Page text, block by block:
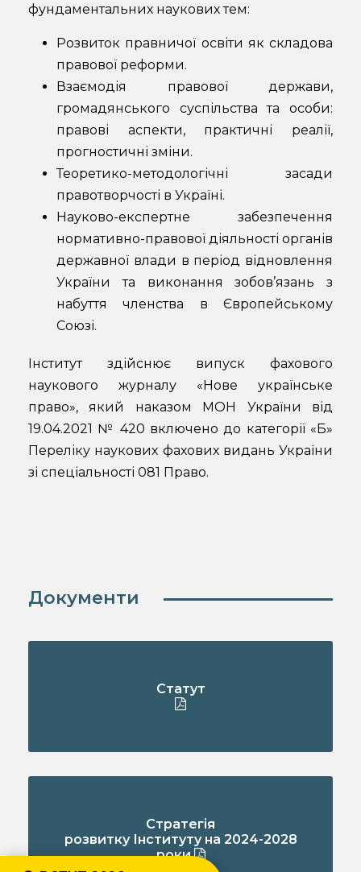
фундаментальних наукових тем:
Розвиток правничої освіти як складова
правової реформи.
Взаємодія правової держави,
громадянського суспільства та особи:
правові аспекти, практичні реалії,
прогностичні зміни.
Теоретико-методологічні засади
правотворчості в Україні.
Науково-експертне забезпечення
нормативно-правової діяльності органів
державної влади в період відновлення
України та виконання зобов’язань з
набуття членства в Європейському
Союзі.
Інститут здійснює випуск фахового
наукового журналу «Нове українське
право», який наказом МОН України від
19.04.2021 № 420 включено до категорії «Б»
Переліку наукових фахових видань України
зі спеціальності 081 Право.
Документи
Статут
Стратегія
розвитку Інституту на 2024-2028
роки